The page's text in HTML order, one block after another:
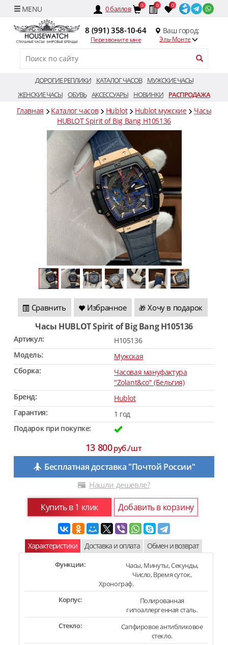
0баллов 0 0 0
8 (991) 358-10-64
Перезвоните мне
Ваш город:
Эль-Монте
ДОРОГИЕ РЕПЛИКИ КАТАЛОГ ЧАСОВ
МУЖСКИЕ ЧАСЫ
ЖЕНСКИЕ ЧАСЫ ОБУВЬ АКСЕССУАРЫ НОВИНКИ РАСПРОДАЖА
Главная Каталог часов Hublot Hublot мужские
Часы
HUBLOT Spirit of Big Bang H105136
Сравнить Избранное 🎁 Хочу в подарок
Часы HUBLOT Spirit of Big Bang H105136
Артикул:
H105136
Модель:
Мужская
Сборка:
Часовая мануфактура
"Zolant&co" (Бельгия)
Бренд:
Hublot
Гарантия:
1 год
Подарок при покупке:
13 800руб./шт
Бесплатная доставка "Почтой России"
Нашли дешевле?
Купить в 1 клик Добавить в корзину
Характеристики Доставка и оплата Обмен и возврат
Функции:
Часы, Минуты, Секунды,
Число, Время суток,
Хронограф.
Корпус:
Полированная
гипоаллергенная сталь.
Стекло:
Сапфировое антибликовое
стекло.